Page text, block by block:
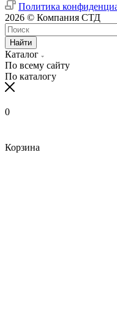
Политика
2026 © Компания СТД
Найти
Каталог
По всему сайту
По каталогу
0
Корзина